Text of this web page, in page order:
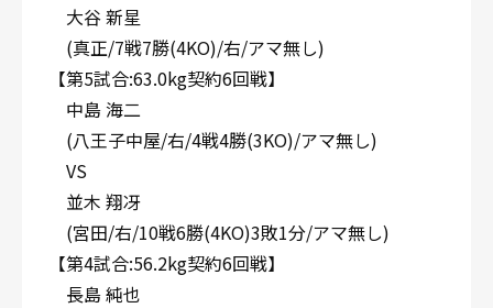
大谷 新星
(真正/7戦7勝(4KO)/右/アマ無し)
【第5試合:63.0kg契約6回戦】
中島 海二
(八王子中屋/右/4戦4勝(3KO)/アマ無し)
VS
並木 翔冴
(宮田/右/10戦6勝(4KO)3敗1分/アマ無し)
【第4試合:56.2kg契約6回戦】
長島 純也